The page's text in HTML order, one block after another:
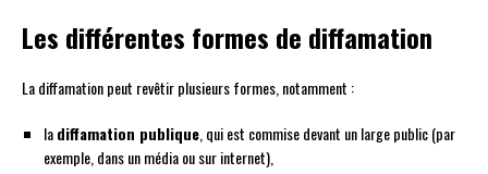
Les différentes formes de diffamation
La diffamation peut revêtir plusieurs formes, notamment :
ladiffamation publique , qui est commise devant un large public (par
exemple, dans un média ou sur internet),